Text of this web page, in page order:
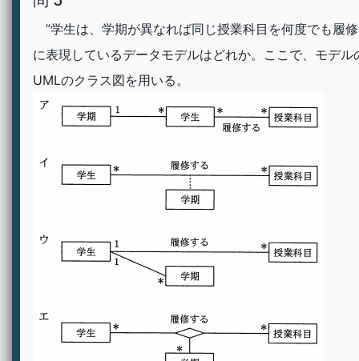
”学生は、学期が異なれば同じ授業科目を何度でも履
に表現しているデータモデルはどれか。ここで、モデル
UMLのクラス図を用いる。